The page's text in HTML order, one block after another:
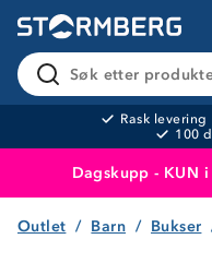
Søk etter
Rask levering
100
Dagskupp - KUN
Produktet er
Outlet Barn Bukser